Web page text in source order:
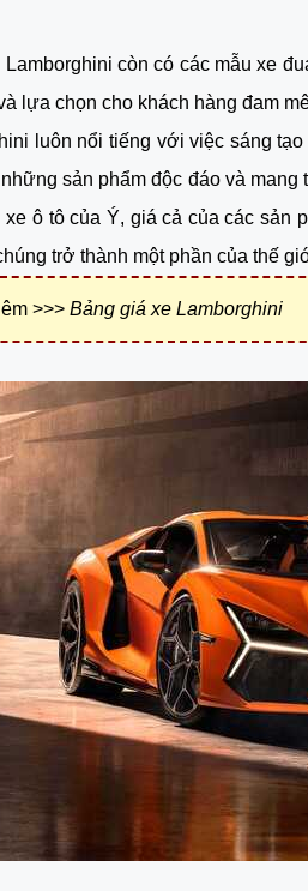
Lamborghini còn có các mẫu xe
lựa chọn cho khách hàng đam
luôn nổi tiếng với việc sáng
sản phẩm độc đáo và
xe ô tô của Ý, giá cả của các sản
trở thành một phần của thế
>>> Bảng giá xe Lamborghini